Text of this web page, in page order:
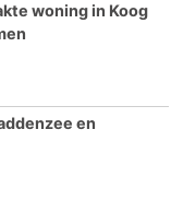
woning in Koog
en